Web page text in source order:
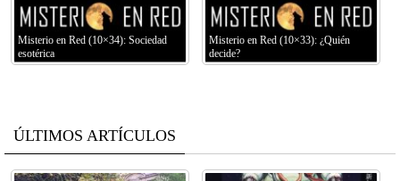
Misterio en Red (10×34): Sociedad
esotérica
Misterio en Red (10×33): ¿Quién
decide?
ÚLTIMOS ARTÍCULOS